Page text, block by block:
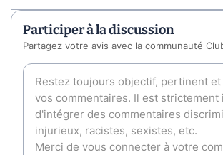
Participer à la discussion
Partagez votre avis avec la communauté